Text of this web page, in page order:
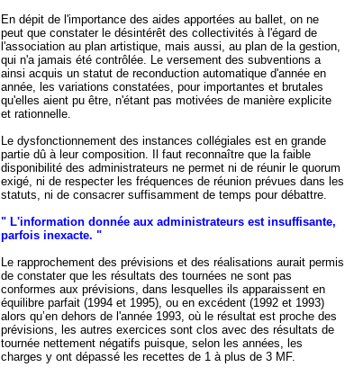
En dépit de l'importance des aides apportées au ballet, on ne
peut que constater le désintérêt des collectivités à l'égard de
l'association au plan artistique, mais aussi, au plan de la gestion,
qui n'a jamais été contrôlée. Le versement des subventions a
ainsi acquis un statut de reconduction automatique d'année en
année, les variations constatées, pour importantes et brutales
qu'elles aient pu être, n'étant pas motivées de manière explicite
et rationnelle.
Le dysfonctionnement des instances collégiales est en grande
partie dû à leur composition. Il faut reconnaître que la faible
disponibilité des administrateurs ne permet ni de réunir le quorum
exigé, ni de respecter les fréquences de réunion prévues dans les
statuts, ni de consacrer suffisamment de temps pour débattre.
" L'information donnée aux administrateurs est insuffisante,
parfois inexacte. "
Le rapprochement des prévisions et des réalisations aurait permis
de constater que les résultats des tournées ne sont pas
conformes aux prévisions, dans lesquelles ils apparaissent en
équilibre parfait (1994 et 1995), ou en excédent (1992 et 1993)
alors qu’en dehors de l'année 1993, où le résultat est proche des
prévisions, les autres exercices sont clos avec des résultats de
tournée nettement négatifs puisque, selon les années, les
charges y ont dépassé les recettes de 1 à plus de 3 MF.